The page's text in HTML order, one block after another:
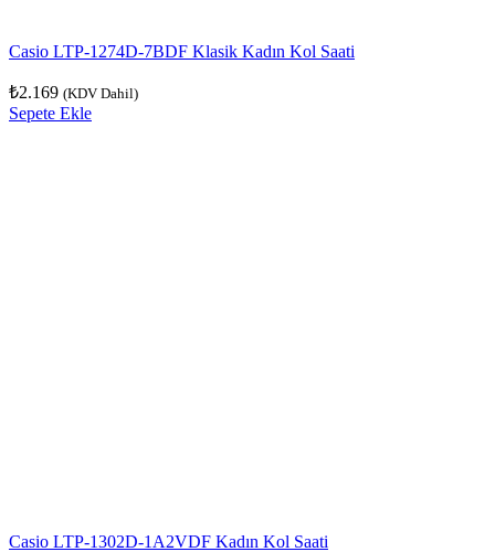
Casio LTP-1274D-7BDF Klasik Kadın Kol Saati
₺2.169 (KDV Dahil)
Sepete Ekle
Casio LTP-1302D-1A2VDF Kadın Kol Saati